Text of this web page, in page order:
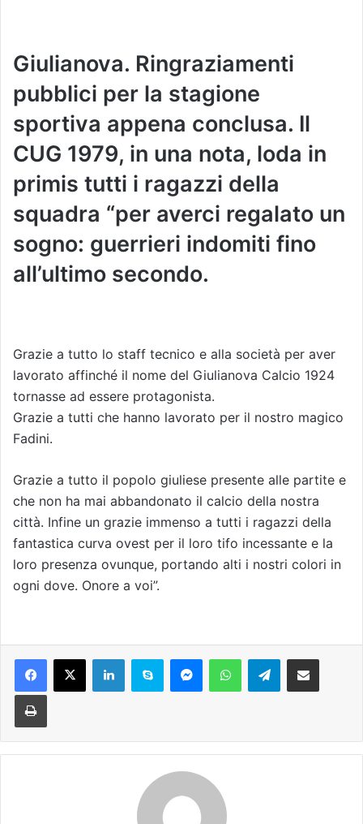
Giulianova. Ringraziamenti
pubblici per la stagione
sportiva appena conclusa. Il
CUG 1979, in una nota, loda in
primis tutti i ragazzi della
squadra “per averci regalato un
sogno: guerrieri indomiti fino
all’ultimo secondo.
Grazie a tutto lo staff tecnico e alla società per aver
lavorato affinché il nome del Giulianova Calcio 1924
tornasse ad essere protagonista.
Grazie a tutti che hanno lavorato per il nostro magico
Fadini.
Grazie a tutto il popolo giuliese presente alle partite e
che non ha mai abbandonato il calcio della nostra
città. Infine un grazie immenso a tutti i ragazzi della
fantastica curva ovest per il loro tifo incessante e la
loro presenza ovunque, portando alti i nostri colori in
ogni dove. Onore a voi”.
Telegram